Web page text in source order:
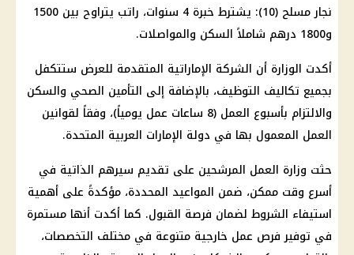
نجار مسلح (10): يشترط خبرة 4 سنوات، راتب يتراوح بين 1500
و1800 درهم شاملاً السكن والمواصلات.
أكدت الوزارة أن الشركة الإماراتية المتقدمة للعرض ستتكفل
بجميع تكاليف التوظيف، بالإضافة إلى التأمين الصحي والسكن
والالتزام بأسبوع العمل (8 ساعات عمل يومياً)، وفقاً لقوانين
العمل المعمول بها في دولة الإمارات العربية المتحدة.
حثت وزارة العمل المرشحين على تقديم سيرهم الذاتية في
أسرع وقت ممكن، ضمن المواعيد المحددة، مؤكدةً على أهمية
استيفاء الشروط لضمان فرصة القبول. كما أكدت أنها مستمرة
في توفير فرص عمل خارجية متنوعة في مختلف التخصصات،